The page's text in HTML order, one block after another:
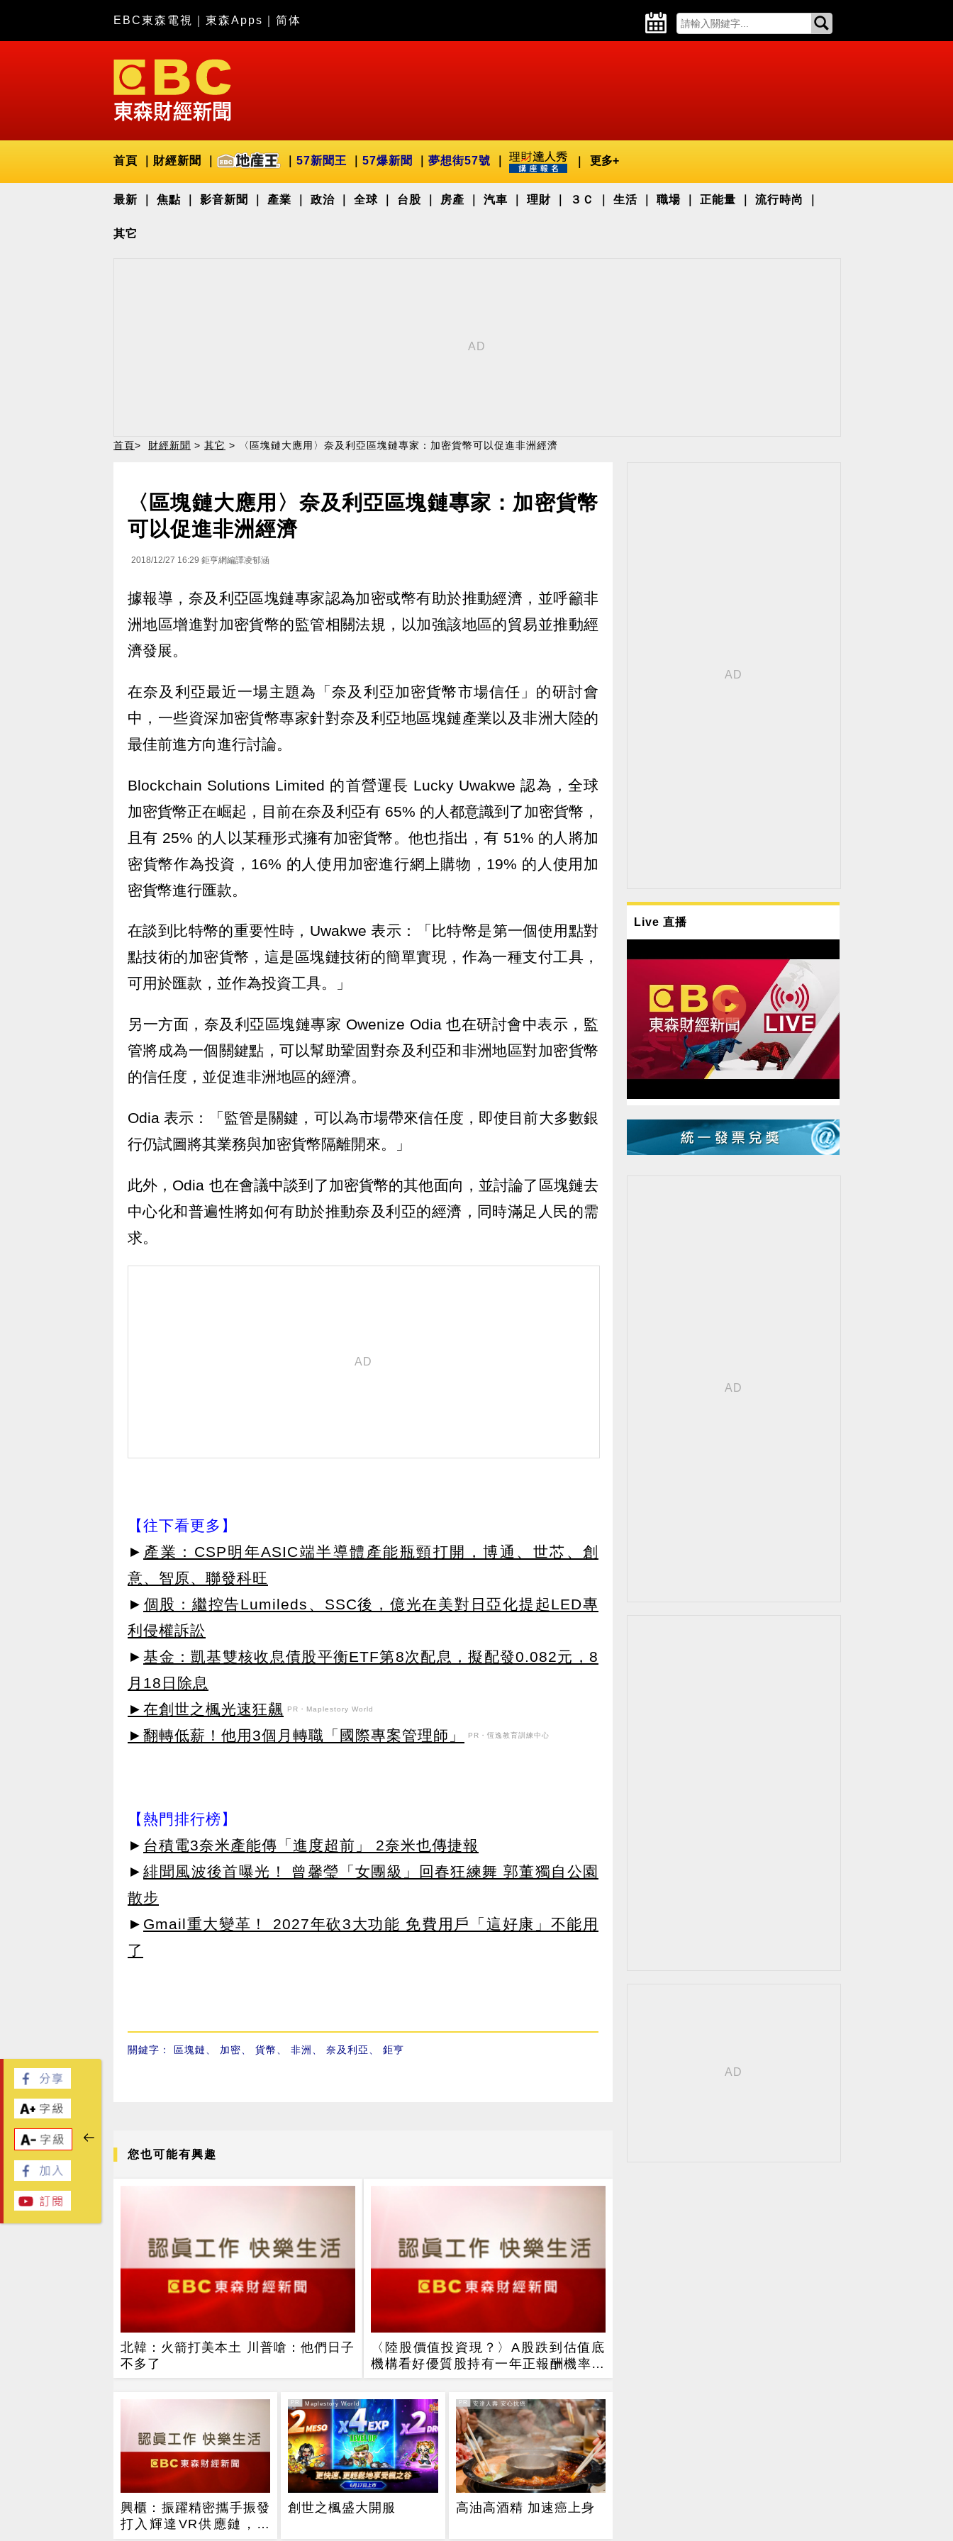
EBC東森電視 東森Apps 简体
首頁 財經新聞 57新聞王 57爆新聞 夢想街57號 更多+
最新 焦點 影音新聞 產業 政治 全球 台股 房產 汽車 理財 ３Ｃ 生活 職場 正能量 流行時尚
其它
首頁> 財經新聞 > 其它 > 〈區塊鏈大應用〉奈及利亞區塊鏈專家：加密貨幣可以促進非洲經濟
〈區塊鏈大應用〉奈及利亞區塊鏈專家：加密貨幣
可以促進非洲經濟
2018/12/27 16:29 鉅亨網編譯凌郁涵
據報導，奈及利亞區塊鏈專家認為加密或幣有助於推動經濟，並呼籲非
洲地區增進對加密貨幣的監管相關法規，以加強該地區的貿易並推動經
濟發展。
在奈及利亞最近一場主題為「奈及利亞加密貨幣市場信任」的研討會
中，一些資深加密貨幣專家針對奈及利亞地區塊鏈產業以及非洲大陸的
最佳前進方向進行討論。
Blockchain Solutions Limited 的首營運長 Lucky Uwakwe 認為，全球
加密貨幣正在崛起，目前在奈及利亞有 65% 的人都意識到了加密貨幣，
且有 25% 的人以某種形式擁有加密貨幣。他也指出，有 51% 的人將加
密貨幣作為投資，16% 的人使用加密進行網上購物，19% 的人使用加
密貨幣進行匯款。
在談到比特幣的重要性時，Uwakwe 表示：「比特幣是第一個使用點對
點技術的加密貨幣，這是區塊鏈技術的簡單實現，作為一種支付工具，
可用於匯款，並作為投資工具。」
另一方面，奈及利亞區塊鏈專家 Owenize Odia 也在研討會中表示，監
管將成為一個關鍵點，可以幫助鞏固對奈及利亞和非洲地區對加密貨幣
的信任度，並促進非洲地區的經濟。
Odia 表示：「監管是關鍵，可以為市場帶來信任度，即使目前大多數銀
行仍試圖將其業務與加密貨幣隔離開來。」
此外，Odia 也在會議中談到了加密貨幣的其他面向，並討論了區塊鏈去
中心化和普遍性將如何有助於推動奈及利亞的經濟，同時滿足人民的需
求。
【往下看更多】
► 產業：CSP明年ASIC端半導體產能瓶頸打開，博通、世芯、創
意、智原、聯發科旺
► 個股：繼控告Lumileds、SSC後，億光在美對日亞化提起LED專
利侵權訴訟
► 基金：凱基雙核收息債股平衡ETF第8次配息，擬配發0.082元，8
月18日除息
►在創世之楓光速狂飆
PR・Maplestory World
►翻轉低薪！他用3個月轉職「國際專案管理師」 PR・恆逸教育訓練中心
【熱門排行榜】
► 台積電3奈米產能傳「進度超前」 2奈米也傳捷報
► 緋聞風波後首曝光！ 曾馨瑩「女團級」回春狂練舞 郭董獨自公園
散步
► Gmail重大變革！ 2027年砍3大功能 免費用戶「這好康」不能用
了
關鍵字： 區塊鏈 加密 貨幣 非洲 奈及利亞 鉅亨
您也可能有興趣
北韓：火箭打美本土 川普嗆：他們日子
不多了
〈陸股價值投資現？〉A股跌到估值底
機構看好優質股持有一年正報酬機率上
看75%
興櫃：振躍精密攜手振發
打入輝達VR供應鏈，今
PR
創世之楓盛大開服
PR・Maplestory World PR
高油高酒精 加速癌上身
PR・安達人壽 安心抗癌
Live 直播